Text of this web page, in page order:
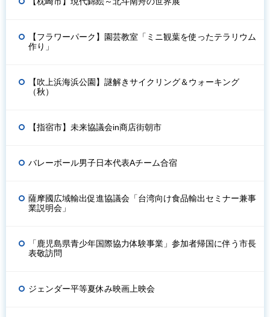
【フラワーパーク】園芸教室「ミニ観葉を使ったテラリウム
作り」
【吹上浜海浜公園】謎解きサイクリング＆ウォーキング
（秋）
【指宿市】未来協議会in商店街朝市
バレーボール男子日本代表Aチーム合宿
薩摩國広域輸出促進協議会「台湾向け食品輸出セミナー兼事
業説明会」
「鹿児島県青少年国際協力体験事業」参加者帰国に伴う市長
表敬訪問
ジェンダー平等夏休み映画上映会